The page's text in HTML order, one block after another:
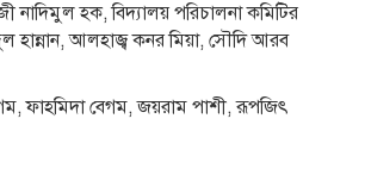
নাদিমুল হক, বিদ্যালয় পরিচালনা কমিটির
হান্নান, আলহাজ্ব কনর মিয়া, সৌদি আরব
ফাহমিদা বেগম, জয়রাম পাশী, রূপজিৎ